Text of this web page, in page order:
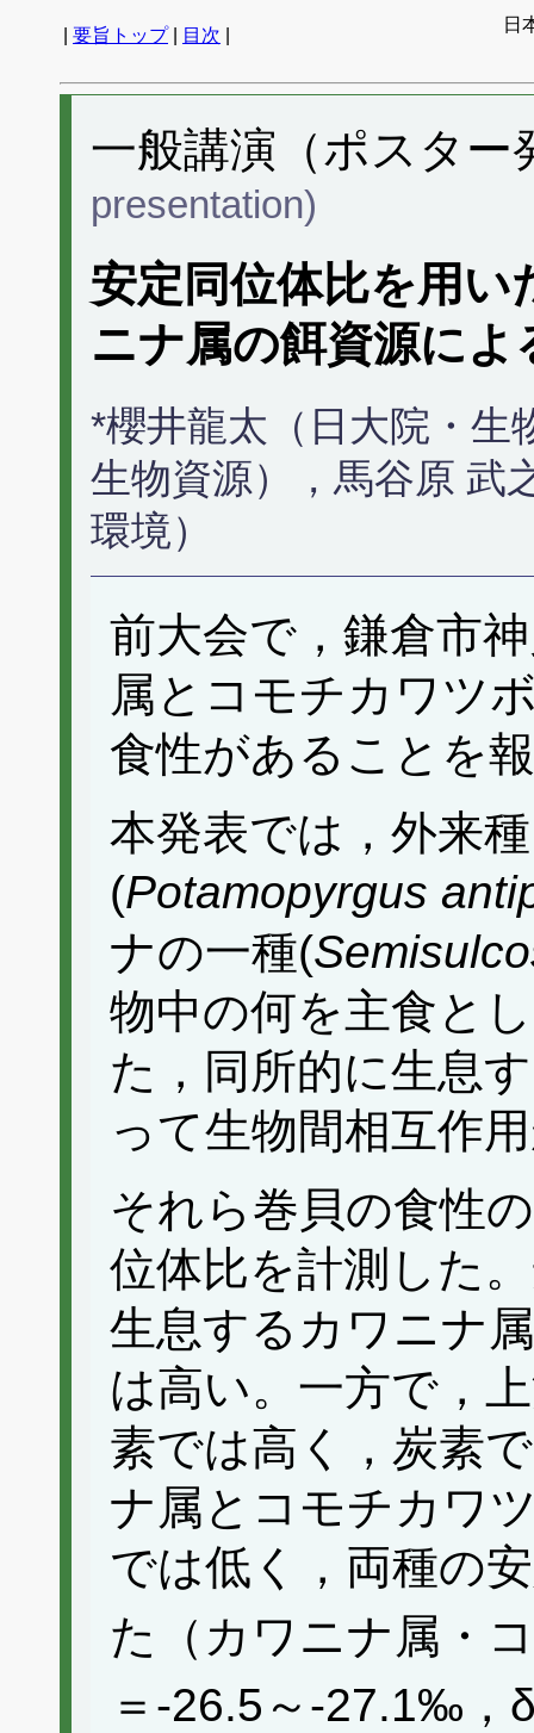
要旨トップ| 目次
日
一般講演（ポスタ
presentation)
安定同位体比を用
ニナ属の餌資源によ
*櫻井龍太（日大院・生
生物資源），馬谷原 武
環境）
前大会で，鎌倉市
属とコモチカワツ
食性があることを
本発表では，外来
(Potamopyrgus
ナの一種(
物中の何を主食と
た，同所的に生息
って生物間相互作
それら巻貝の食性
位体比を計測した
生息するカワニナ
は高い。一方で，
素では高く，炭素
ナ属とコモチカワ
では低く，両種の
た（カワニナ属・
＝-26.5～-27.1‰，